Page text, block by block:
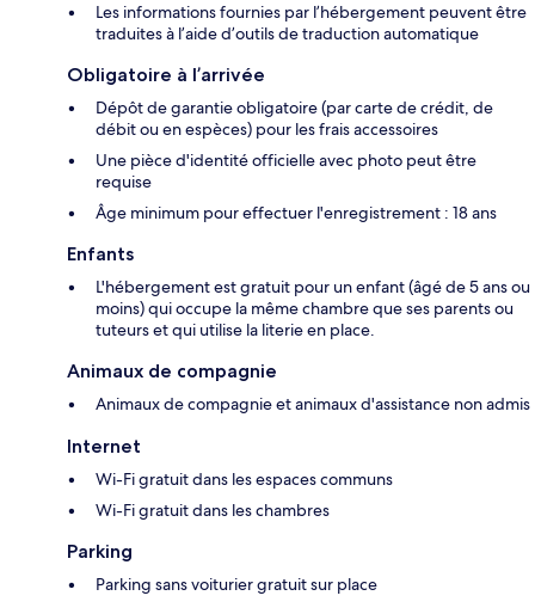
Les informations fournies par l’hébergement peuvent être
traduites à l’aide d’outils de traduction automatique
Obligatoire à l’arrivée
Dépôt de garantie obligatoire (par carte de crédit, de
débit ou en espèces) pour les frais accessoires
Une pièce d'identité officielle avec photo peut être
requise
Âge minimum pour effectuer l'enregistrement : 18 ans
Enfants
L'hébergement est gratuit pour un enfant (âgé de 5 ans ou
moins) qui occupe la même chambre que ses parents ou
tuteurs et qui utilise la literie en place.
Animaux de compagnie
Animaux de compagnie et animaux d'assistance non admis
Internet
Wi-Fi gratuit dans les espaces communs
Wi-Fi gratuit dans les chambres
Parking
Parking sans voiturier gratuit sur place